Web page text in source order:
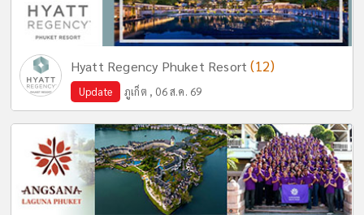
Hyatt Regency Phuket Resort(12)
Update ภูเก็ต , 06 ส.ค. 69